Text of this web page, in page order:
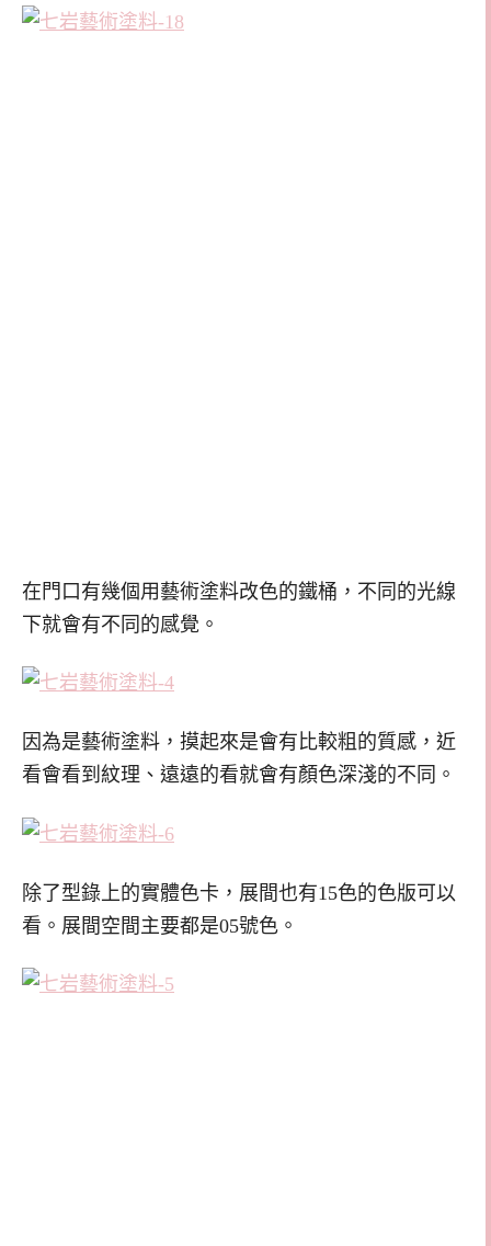
在門口有幾個用藝術塗料改色的鐵桶，不同的光線
下就會有不同的感覺。
因為是藝術塗料，摸起來是會有比較粗的質感，近
看會看到紋理、遠遠的看就會有顏色深淺的不同。
除了型錄上的實體色卡，展間也有15色的色版可以
看。展間空間主要都是05號色。